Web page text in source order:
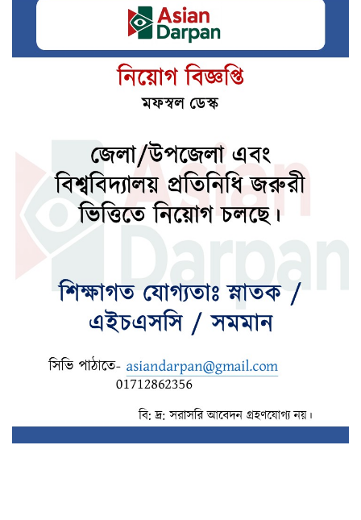
সঠিক বীমাদাবি পরিশোধই কর্ণফুলী ইন্স্যুরেন্সের
মূল চালিকাশক্তি
টানা বাড়ানো হচ্ছে সোনার দাম
লালবাগ কেল্লা পরিদর্শন করেছেন মার্কিন নৌ
কমান্ডার
পলাতক আসামিকে দিয়ে রাজনীতি করছে ভারত:
রিজভী
৪ বিভাগে মুষলধারে বৃষ্টির আভাস